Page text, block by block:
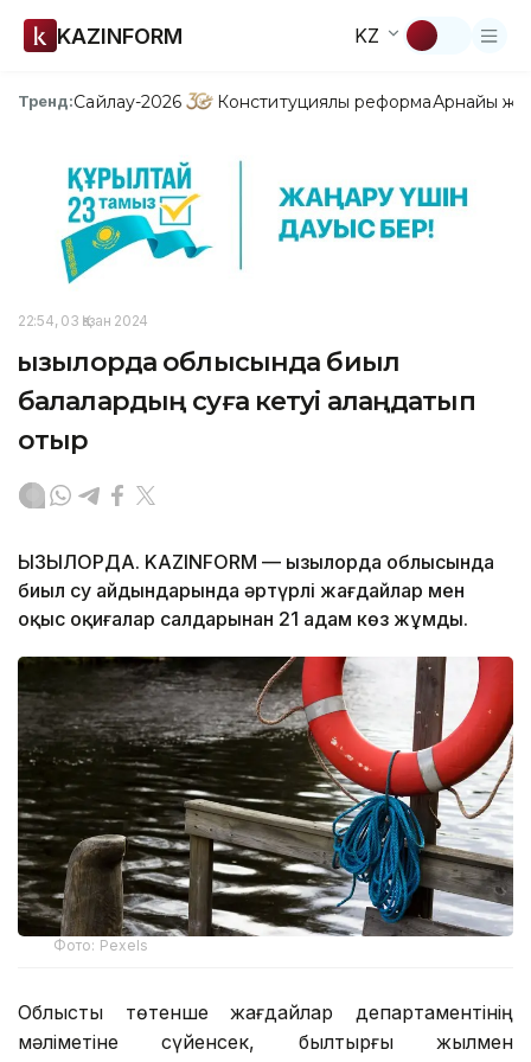
KAZINFORM KZ
Тренд:Сайлау-2026 Конституциялық реформаАрнайы
22:54, 03 Қазан 2024
Қызылорда облысында биыл
балалардың суға кетуі алаңдатып
отыр
ҚЫЗЫЛОРДА. KAZINFORM — Қызылорда облысында
биыл су айдындарында әртүрлі жағдайлар мен
оқыс оқиғалар салдарынан 21 адам көз жұмды.
Фото: Pexels
Облыстық төтенше жағдайлар департаментінің
мәліметіне сүйенсек, былтырғы жылмен